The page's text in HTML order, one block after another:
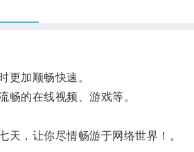
加顺畅快速。
的在线视频、游戏等。
，让你尽情畅游于网络世界！。